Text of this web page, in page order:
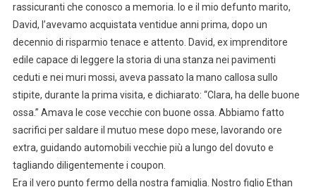
rassicuranti che conosco a memoria. Io e il mio defunto marito,
David, l’avevamo acquistata ventidue anni prima, dopo un
decennio di risparmio tenace e attento. David, ex imprenditore
edile capace di leggere la storia di una stanza nei pavimenti
ceduti e nei muri mossi, aveva passato la mano callosa sullo
stipite, durante la prima visita, e dichiarato: “Clara, ha delle buone
ossa.” Amava le cose vecchie con buone ossa. Abbiamo fatto
sacrifici per saldare il mutuo mese dopo mese, lavorando ore
extra, guidando automobili vecchie più a lungo del dovuto e
tagliando diligentemente i coupon.
Era il vero punto fermo della nostra famiglia. Nostro figlio Ethan